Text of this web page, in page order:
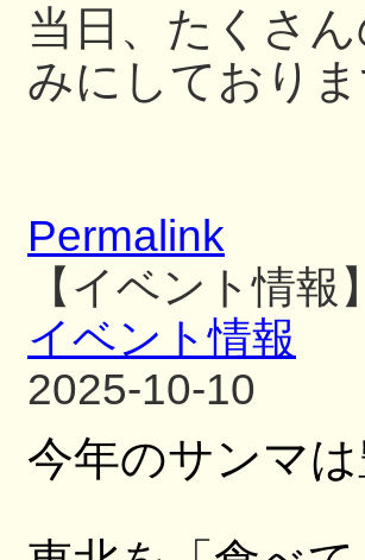
当日、たくさ
みにしておりま
Permalink
【イベント情
イベント情報
2025-10-10
今年のサンマ